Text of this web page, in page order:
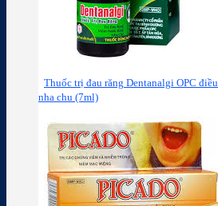
Thuốc trị đau răng Dentanalgi OPC
nha chu (7ml)